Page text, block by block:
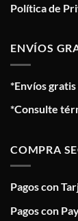
Política de
ENVÍOS
*Envíos gratis
*Consulte
COMPRA
Pagos con
Pagos con